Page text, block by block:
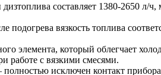
составляет 1380-2650 л/
подогрева вязкость топлива
элемента, который облегчает
работе с вязкими смесями.
исключен контакт